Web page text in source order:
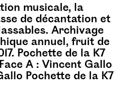
musicale, la
de décantation et
Archivage
annuel, fruit de
Pochette de la K7
A : Vincent Gallo
Pochette de la K7